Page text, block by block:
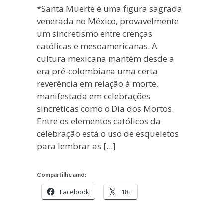
*Santa Muerte é uma figura sagrada
venerada no México, provavelmente
um sincretismo entre crenças
católicas e mesoamericanas. A
cultura mexicana mantém desde a
era pré-colombiana uma certa
reverência em relação à morte,
manifestada em celebrações
sincréticas como o Dia dos Mortos.
Entre os elementos católicos da
celebração está o uso de esqueletos
para lembrar as […]
Compartilhe amô:
Facebook 18+